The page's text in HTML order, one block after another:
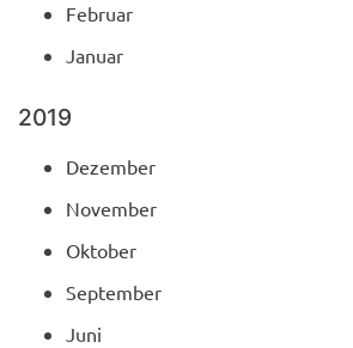
Februar
Januar
2019
Dezember
November
Oktober
September
Juni